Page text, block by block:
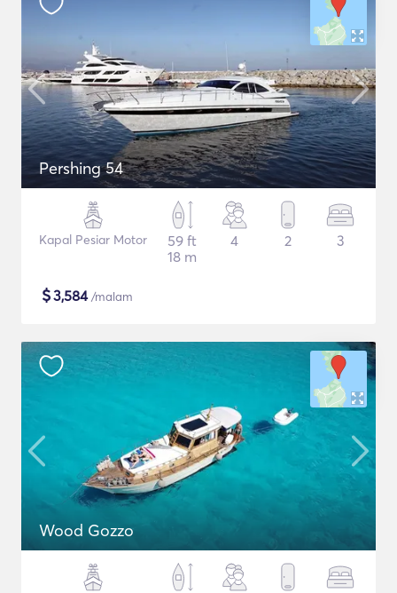
Pershing 54
Kapal Pesiar Motor
59 ft
18 m
4 2 3
$3,584/malam
Wood Gozzo